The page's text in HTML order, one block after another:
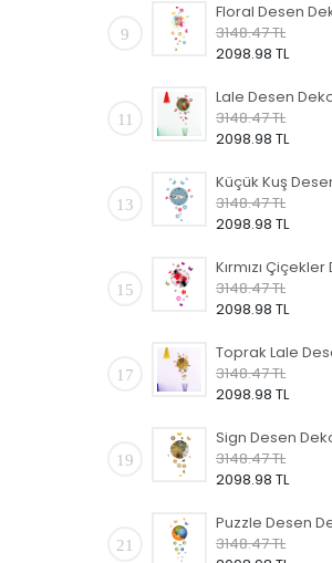
9
3148.47 TL
2098.98 TL
11
3148.47 TL
2098.98 TL
13
3148.47 TL
2098.98 TL
15
3148.47 TL
2098.98 TL
17
3148.47 TL
2098.98 TL
19
3148.47 TL
2098.98 TL
21
3148.47 TL